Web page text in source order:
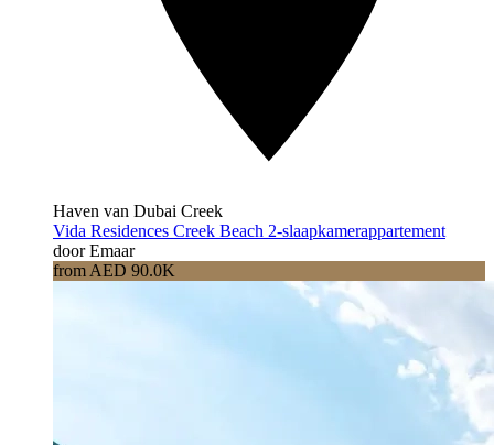
Haven van Dubai Creek
Vida Residences Creek Beach 2-slaapkamerappartement
door Emaar
from AED 90.0K